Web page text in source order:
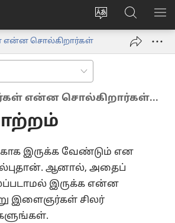
மொழியை
மாற்றவும்
உள்நுழைக
new
window)
JW.ORG-
ல்
தேடவும்
சொல்கிறார்கள்
என்ன சொல்கிறார்கள்...
இருக்க வேண்டும் என
ஆனால், அதைப்
இருக்க என்ன
இளைஞர்கள் சிலர்